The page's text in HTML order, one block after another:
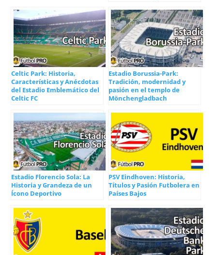
Celtic Park: Historia,
Características y Anécdotas
del Estadio Emblemático del
Celtic FC
Estadio Borussia-Park:
Tradición, modernidad y
pasión en el templo de
Mönchengladbach
Estadio Florencio Sola: La
Historia y Grandeza de un
Ícono Deportivo
PSV Eindhoven: Historia,
Títulos y Pasión Futbolera en
Países Bajos